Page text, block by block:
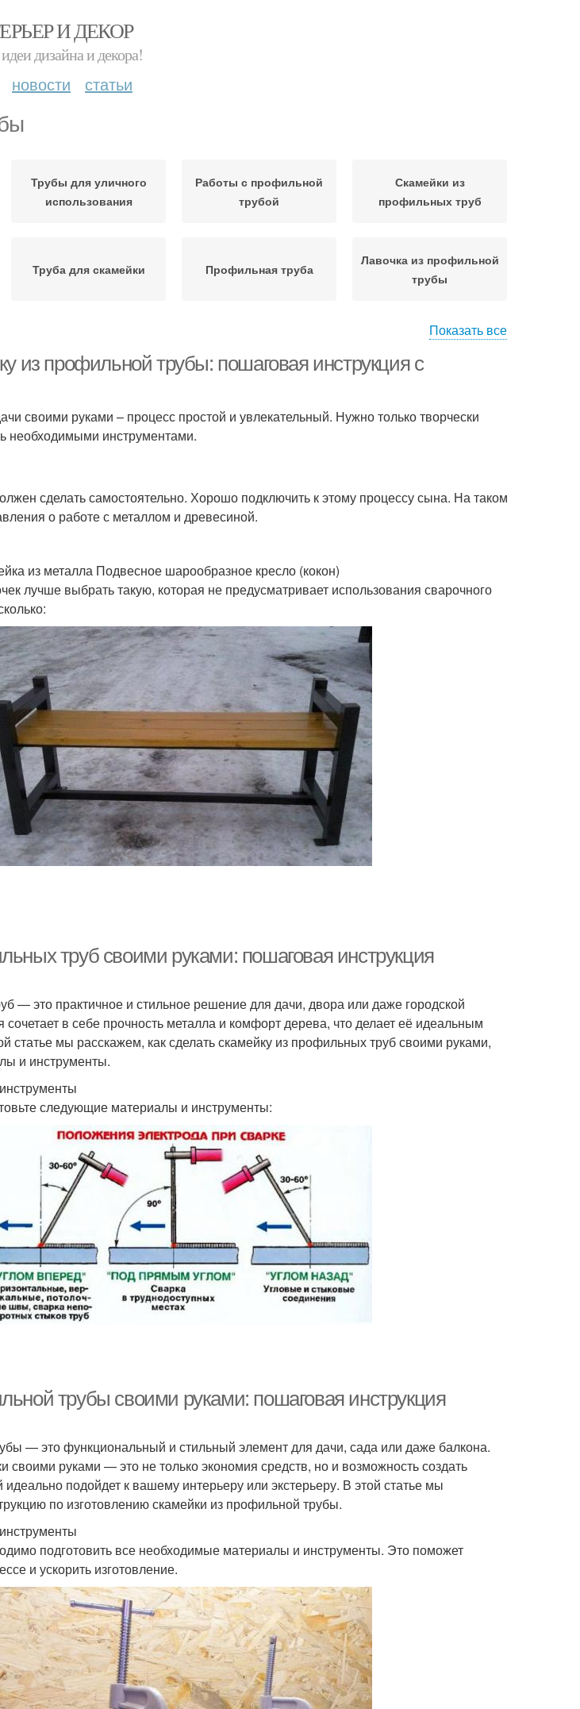
И ДЕКОР
дизайна и декора!
новости статьи
Трубы для уличного
использования
Работы с профильной
трубой
Скамейки из
профильных труб
Труба для скамейки Профильная труба
Лавочка из профильной
трубы
Стол из профильной
трубы
Стул из профильной
Полка из профильной
Трубы для мебели
Навес из профильной
трубы
Показать все
из профильной трубы: пошаговая инструкция с
своими руками – процесс простой и увлекательный. Нужно только творчески
необходимыми инструментами.
сделать самостоятельно. Хорошо подключить к этому процессу сына. На таком
о работе с металлом и древесиной.
из металла Подвесное шарообразное кресло (кокон)
лучше выбрать такую, которая не предусматривает использования сварочного
труб своими руками: пошаговая инструкция
— это практичное и стильное решение для дачи, двора или даже городской
сочетает в себе прочность металла и комфорт дерева, что делает её идеальным
статье мы расскажем, как сделать скамейку из профильных труб своими руками,
и инструменты.
следующие материалы и инструменты:
трубы своими руками: пошаговая инструкция
— это функциональный и стильный элемент для дачи, сада или даже балкона.
своими руками — это не только экономия средств, но и возможность создать
подойдет к вашему интерьеру или экстерьеру. В этой статье мы
по изготовлению скамейки из профильной трубы.
подготовить все необходимые материалы и инструменты. Это поможет
и ускорить изготовление.